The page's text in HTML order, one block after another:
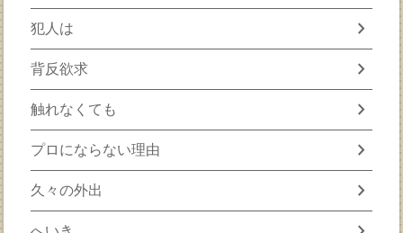
犯人は chevron_right
背反欲求 chevron_right
触れなくても chevron_right
プロにならない理由 chevron_right
久々の外出 chevron_right